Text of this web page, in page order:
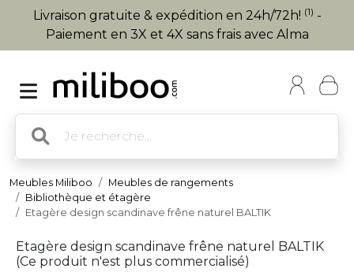
Livraison gratuite & expédition en 24h/72h! (1) -
Paiement en 3X et 4X sans frais avec Alma
Meubles Miliboo
Meubles de rangements
Bibliothèque et étagère
Etagère design scandinave frêne naturel BALTIK
Etagère design scandinave frêne naturel BALTIK
(Ce produit n'est plus commercialisé)